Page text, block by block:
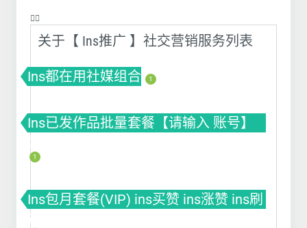
❤️‍🔥
关于【 Ins推广 】社交营销服务列表
Ins都在用社媒组合 1
Ins已发作品批量套餐【请输入 账号】
套餐(VIP) ins买赞 ins涨赞 ins刷赞
1
Ins包月套餐(VIP) ins买赞 ins涨赞 ins刷
赞